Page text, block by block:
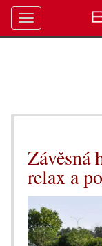
Závěsná
relax a
Toggle
navigation